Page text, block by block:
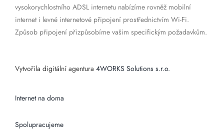
vysokorychlostního ADSL internetu nabízíme rovněž mobilní
internet i levné internetové připojení prostřednictvím Wi-Fi.
Způsob připojení přizpůsobíme vašim specifickým požadavkům.
Vytvořila digitální agentura 4WORKS Solutions s.r.o.
Internet na doma
Spolupracujeme